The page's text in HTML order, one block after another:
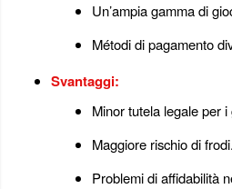
Un’ampia gamma di
Métodi di pagamento
Svantaggi:
Minor tutela legale per i
Maggiore rischio di frodi.
Problemi di affidabilità